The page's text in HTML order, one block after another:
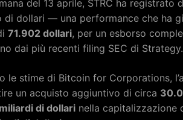
del 13 aprile, STRC ha
di dollari — una performance che ha
71.902 dollari, per un esborso
dai più recenti filing SEC di Strategy.
le stime di Bitcoin for Corporations,
un acquisto aggiuntivo di circa
di dollari nella capitalizzazione